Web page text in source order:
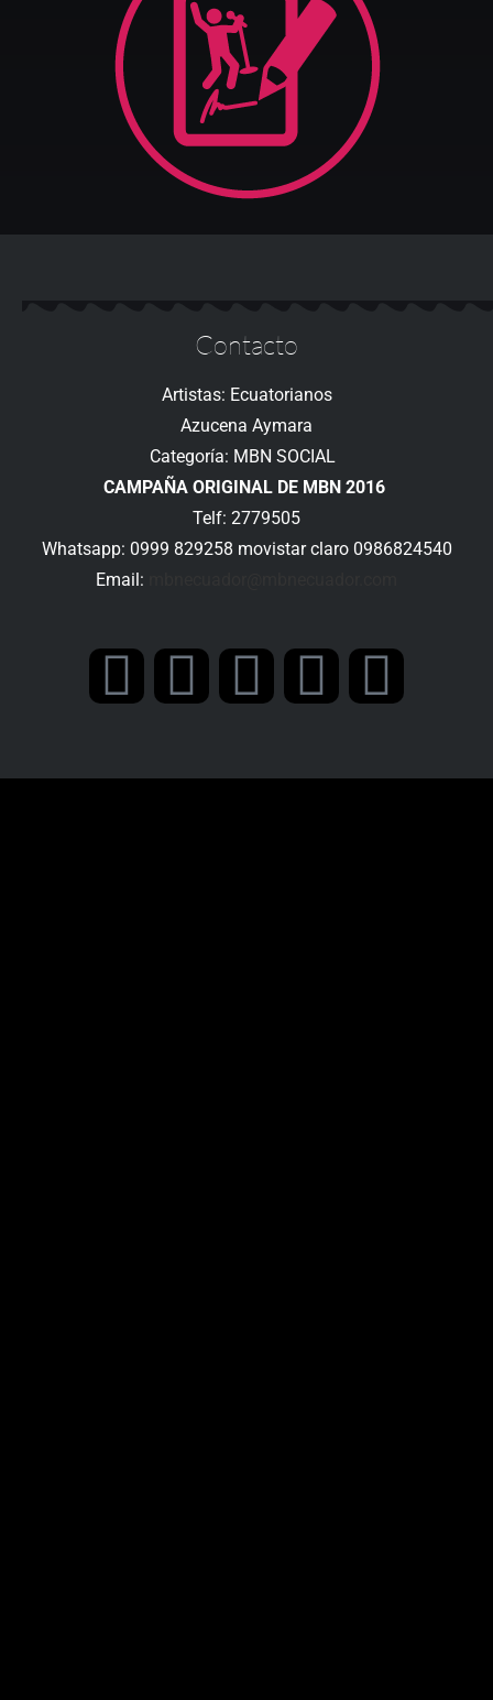
Contacto
Artistas: Ecuatorianos
Azucena Aymara
Categoría: MBN SOCIAL
CAMPAÑA ORIGINAL DE MBN 2016
Telf: 2779505
Whatsapp: 0999 829258 movistar claro 0986824540
Email: